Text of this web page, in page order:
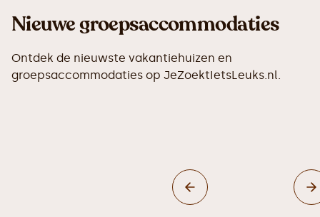
Nieuwe groepsaccommodaties
Ontdek de nieuwste vakantiehuizen en
groepsaccommodaties op JeZoektIetsLeuks.nl.